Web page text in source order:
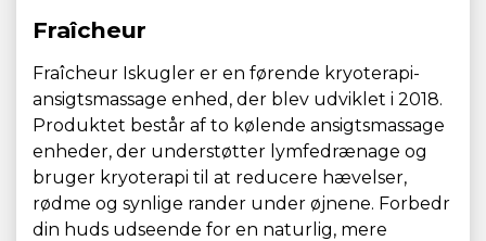
Fraîcheur
Fraîcheur Iskugler er en førende kryoterapi-
ansigtsmassage enhed, der blev udviklet i 2018.
Produktet består af to kølende ansigtsmassage
enheder, der understøtter lymfedrænage og
bruger kryoterapi til at reducere hævelser,
rødme og synlige rander under øjnene. Forbedr
din huds udseende for en naturlig, mere